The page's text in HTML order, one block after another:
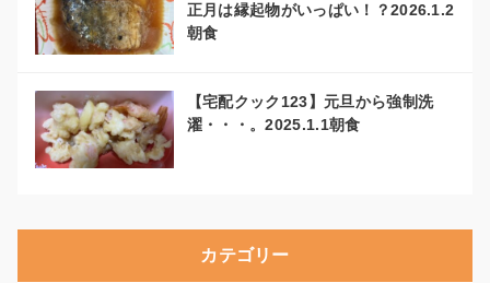
正月は縁起物がいっぱい！？2026.1.2
朝食
【宅配クック123】元旦から強制洗
濯・・・。2025.1.1朝食
カテゴリー